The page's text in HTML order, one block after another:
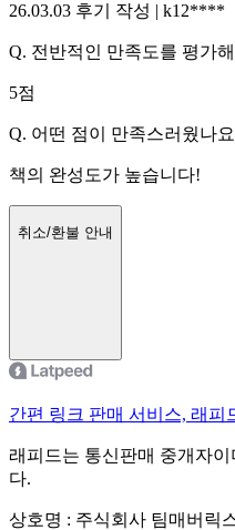
26.03.03 후기 작성 | k12****
Q. 전반적인 만족도를 평가
5점
Q. 어떤 점이 만족스러웠나
책의 완성도가 높습니다!
취소/환불 안내
간편 링크 판매 서비스, 래피
래피드는 통신판매 중개자
다.
상호명 : 주식회사 팀매버릭